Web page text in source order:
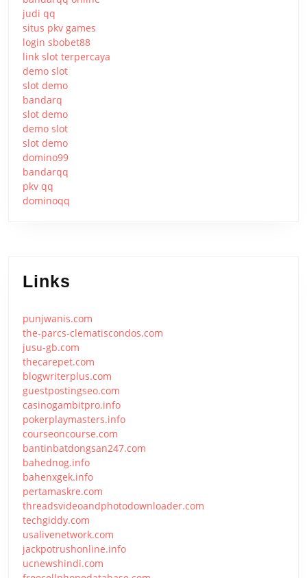
judi qq
situs pkv games
login sbobet88
link slot terpercaya
demo slot
slot demo
bandarq
slot demo
demo slot
slot demo
domino99
bandarqq
pkv qq
dominoqq
Links
punjwanis.com
the-parcs-clematiscondos.com
jusu-gb.com
thecarepet.com
blogwriterplus.com
guestpostingseo.com
casinogambitpro.info
pokerplaymasters.info
courseoncourse.com
bantinbatdongsan247.com
bahednog.info
bahenxgek.info
pertamaskre.com
threadsvideoandphotodownloader.com
techgiddy.com
usalivenetwork.com
jackpotrushonline.info
ucnewshindi.com